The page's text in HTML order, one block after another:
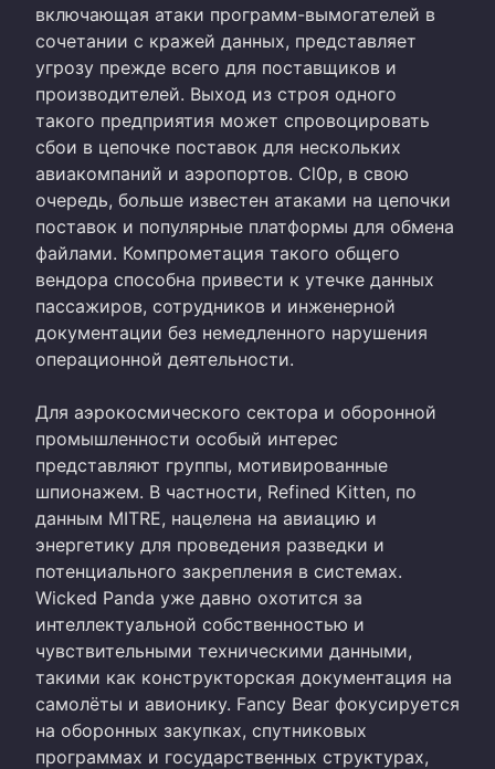
включающая атаки программ-вымогателей в
сочетании с кражей данных, представляет
угрозу прежде всего для поставщиков и
производителей. Выход из строя одного
такого предприятия может спровоцировать
сбои в цепочке поставок для нескольких
авиакомпаний и аэропортов. Cl0p, в свою
очередь, больше известен атаками на цепочки
поставок и популярные платформы для обмена
файлами. Компрометация такого общего
вендора способна привести к утечке данных
пассажиров, сотрудников и инженерной
документации без немедленного нарушения
операционной деятельности.
Для аэрокосмического сектора и оборонной
промышленности особый интерес
представляют группы, мотивированные
шпионажем. В частности, Refined Kitten, по
данным MITRE, нацелена на авиацию и
энергетику для проведения разведки и
потенциального закрепления в системах.
Wicked Panda уже давно охотится за
интеллектуальной собственностью и
чувствительными техническими данными,
такими как конструкторская документация на
самолёты и авионику. Fancy Bear фокусируется
на оборонных закупках, спутниковых
программах и государственных структурах,